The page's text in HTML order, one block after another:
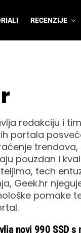
RECENZIJE
redakciju i
portala
pouzdan i
tech
Geek.hr
pomake
novi 990 SSD